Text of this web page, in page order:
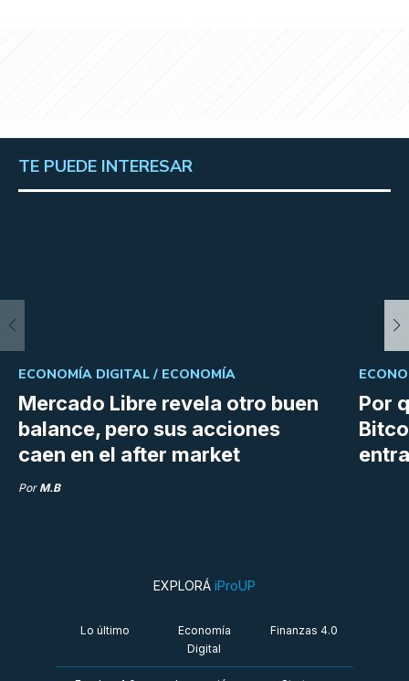
TE PUEDE INTERESAR
Mercado Libre revela otro buen
balance, pero sus acciones
caen en el after market
ECONOMÍA DIGITAL / ECONOMÍA
Por M.B
Por
EXPLORÁ iProUP
Lo último
Economía
Digital
Finanzas 4.0